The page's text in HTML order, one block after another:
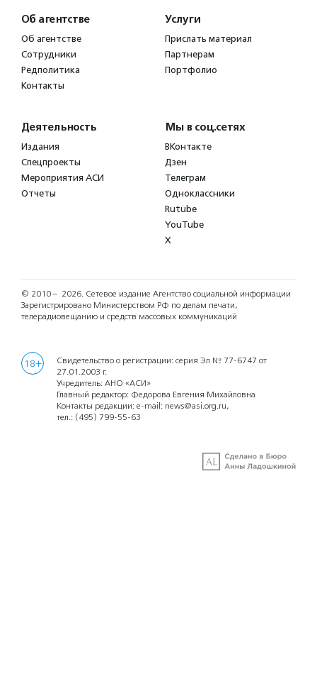
Об агентстве
Об агентстве
Сотрудники
Редполитика
Контакты
Услуги
Прислать материал
Партнерам
Портфолио
Деятельность
Издания
Спецпроекты
Мероприятия АСИ
Отчеты
Мы в соц.сетях
ВКонтакте
Дзен
Телеграм
Одноклассники
Rutube
YouTube
X
© 2010 – 2026. Сетевое издание Агентство социальной информации
Зарегистрировано Министерством РФ по делам печати,
телерадиовещанию и средств массовых коммуникаций
18+
Свидетельство о регистрации: серия Эл № 77-6747 от
27.01.2003 г.
Учредитель: АНО «АСИ»
Главный редактор: Федорова Евгения Михайловна
Контакты редакции: e-mail: news@asi.org.ru,
тел.: (495) 799-55-63